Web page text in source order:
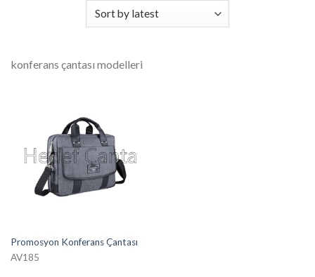
konferans çantası modelleri
Promosyon Konferans Çantası
AV185